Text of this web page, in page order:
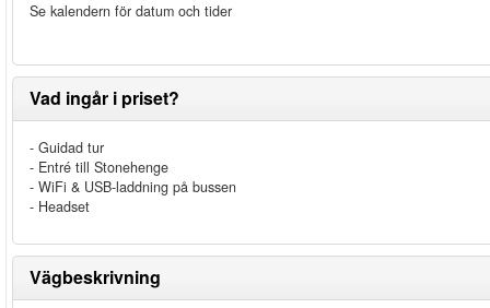
Se kalendern för datum och tider
Vad ingår i priset?
- Guidad tur
- Entré till Stonehenge
- WiFi & USB-laddning på bussen
- Headset
Vägbeskrivning